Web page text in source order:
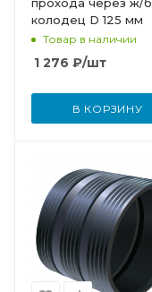
колодец D 125 мм
Товар в наличии
1 276 ₽/шт
В КОРЗИНУ